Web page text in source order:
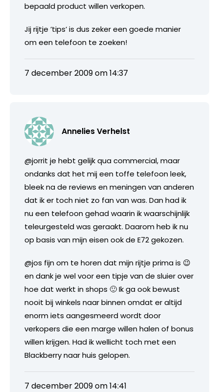
bepaald product willen verkopen.
Jij rijtje ’tips’ is dus zeker een goede manier
om een telefoon te zoeken!
7 december 2009 om 14:37
Annelies Verhelst
@jorrit je hebt gelijk qua commercial, maar
ondanks dat het mij een toffe telefoon leek,
bleek na de reviews en meningen van anderen
dat ik er toch niet zo fan van was. Dan had ik
nu een telefoon gehad waarin ik waarschijnlijk
teleurgesteld was geraakt. Daarom heb ik nu
op basis van mijn eisen ook de E72 gekozen.
@jos fijn om te horen dat mijn rijtje prima is 😉
en dank je wel voor een tipje van de sluier over
hoe dat werkt in shops 🙂 Ik ga ook bewust
nooit bij winkels naar binnen omdat er altijd
enorm iets aangesmeerd wordt door
verkopers die een marge willen halen of bonus
willen krijgen. Had ik wellicht toch met een
Blackberry naar huis gelopen.
7 december 2009 om 14:41